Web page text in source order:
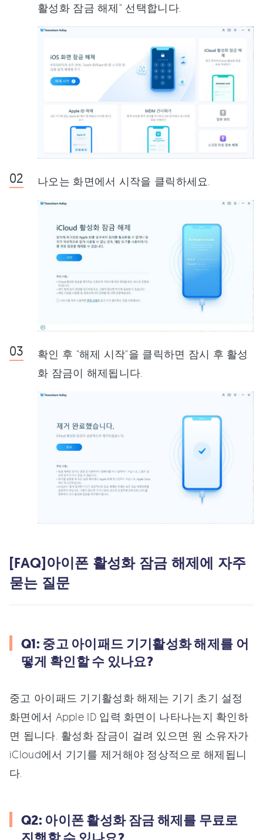
활성화 잠금 해제" 선택합니다.
나오는 화면에서 시작을 클릭하세요.
확인 후 "해제 시작"을 클릭하면 잠시 후 활성
화 잠금이 해제됩니다.
[FAQ]아이폰 활성화 잠금 해제에 자주
묻는 질문
Q1: 중고 아이패드 기기활성화 해제를 어
떻게 확인할 수 있나요?
중고 아이패드 기기활성화 해제는 기기 초기 설정
화면에서 Apple ID 입력 화면이 나타나는지 확인하
면 됩니다. 활성화 잠금이 걸려 있으면 원 소유자가
iCloud에서 기기를 제거해야 정상적으로 해제됩니
다.
Q2: 아이폰 활성화 잠금 해제를 무료로